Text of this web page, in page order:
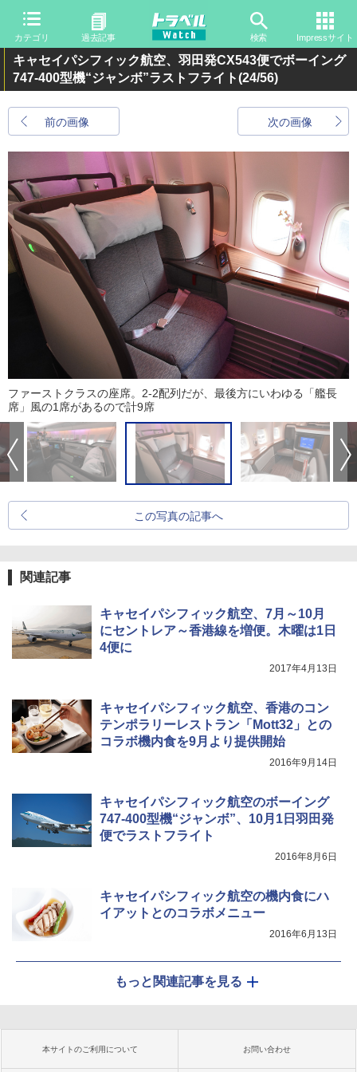
カテゴリ 過去記事 検索 Impressサイト
キャセイパシフィック航空、羽田発CX543便でボーイング
747-400型機“ジャンボ”ラストフライト(24/56)
前の画像 次の画像
ファーストクラスの座席。2-2配列だが、最後方にいわゆる「艦長
席」風の1席があるので計9席
この写真の記事へ
関連記事
キャセイパシフィック航空、7月～10月
にセントレア～香港線を増便。木曜は1日
4便に
2017年4月13日
キャセイパシフィック航空、香港のコン
テンポラリーレストラン「Mott32」との
コラボ機内食を9月より提供開始
2016年9月14日
キャセイパシフィック航空のボーイング
747-400型機“ジャンボ”、10月1日羽田発
便でラストフライト
2016年8月6日
キャセイパシフィック航空の機内食にハ
イアットとのコラボメニュー
2016年6月13日
もっと関連記事を見る
本サイトのご利用について お問い合わせ